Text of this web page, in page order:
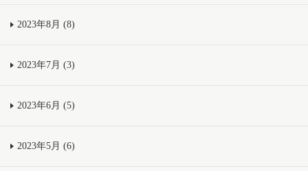
2023年8月 (8)
2023年7月 (3)
2023年6月 (5)
2023年5月 (6)